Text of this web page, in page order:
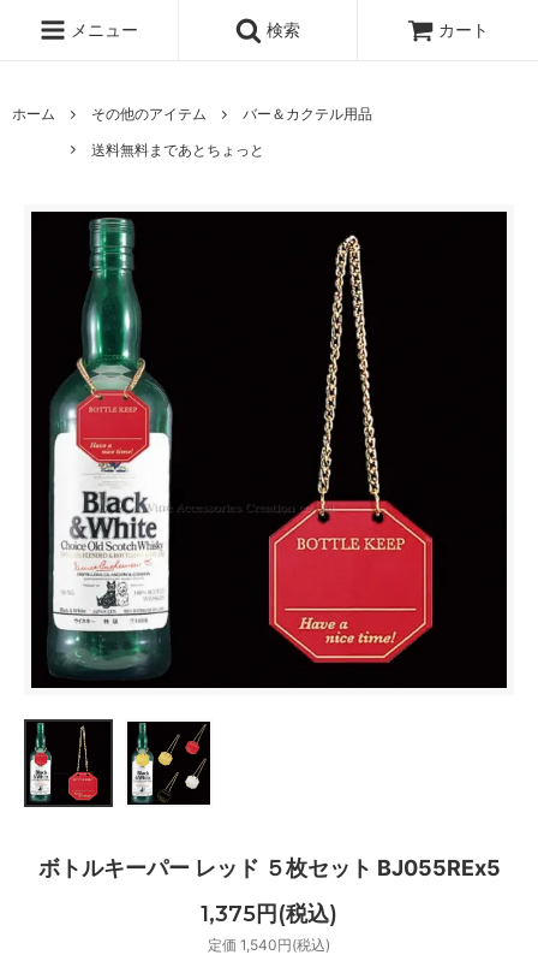
メニュー 検索 カート
ホーム その他のアイテム
バー＆カクテル用品
送料無料まであとちょっと
ボトルキーパー レッド ５枚セット BJ055REx5
1,375円(税込)
定価 1,540円(税込)